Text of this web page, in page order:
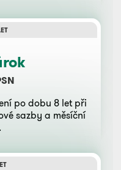
po dobu 8 let při
sazby a měsíční